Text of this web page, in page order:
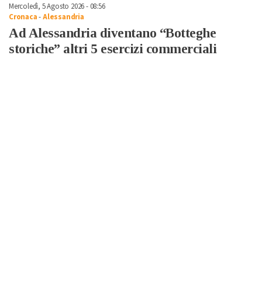
Mercoledì, 5 Agosto 2026 - 08:56
Cronaca-Alessandria
Ad Alessandria diventano “Botteghe
storiche” altri 5 esercizi commerciali